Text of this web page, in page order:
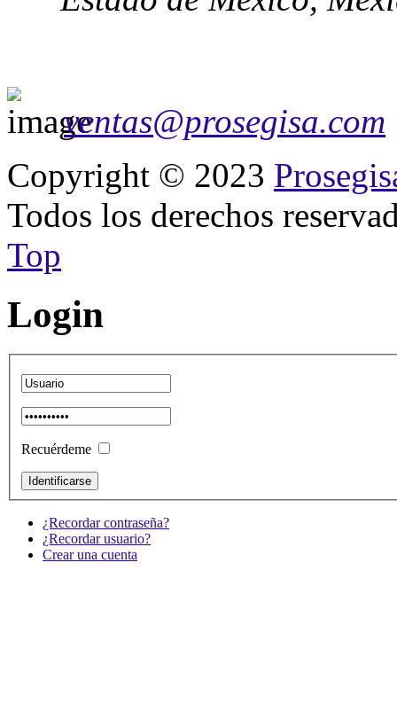
ventas@prosegisa.com
Copyright © 2023
Todos los derechos
Top
Login
Recuérdeme
¿Recordar contraseña?
¿Recordar usuario?
Crear una cuenta